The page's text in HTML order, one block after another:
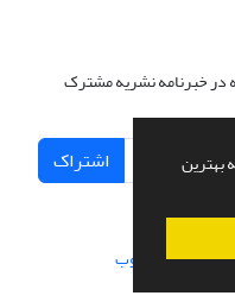
بهترین
در خبرنامه نشریه مشترک
اشتراک
سازی از سیناوب